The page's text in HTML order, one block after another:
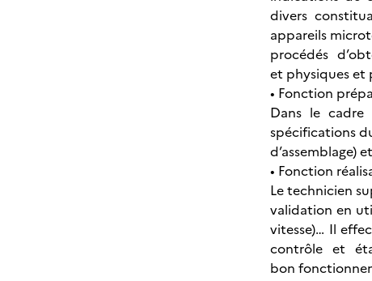
divers
appareils
procédés
et physiques et
• Fonction
Dans le cadre
spécifications
d’assemblage)
• Fonction
Le technicien
validation en
vitesse)… Il
contrôle et
bon